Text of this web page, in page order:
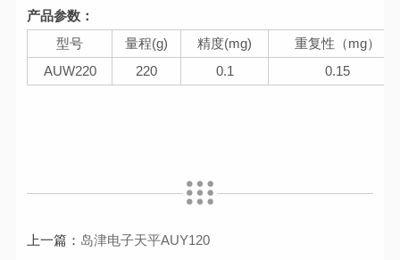
产品参数：
型号 量程(g) 精度(mg)
重复性（mg）
AUW220
220 0.1 0.15
上一篇： 岛津电子天平AUY120